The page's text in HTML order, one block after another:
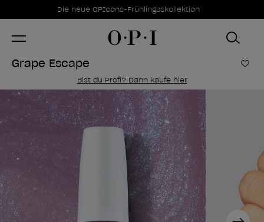
Sonderangebote
Die neue OPIcons-Frühlingsskollektion
Item 1 of 1
Grape Escape Zur
Bist du Profi? Dann kaufe hier
Next